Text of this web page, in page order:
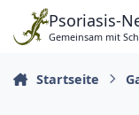
Zu Inhalt springen
Psoriasis-
Gemeinsam mit
Startseite